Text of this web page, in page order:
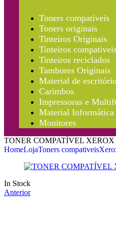
Toners compativeis
Toners originais
Tinteiros Originais
Tinteiros
Tinteiros reciclados
Tambores Originais
Material de
Carimbos
Impressoras e
Material Informática
Monitores
TONER COMPATÍVEL XEROX
HomeLojaToners compativeis
In Stock
Anterior